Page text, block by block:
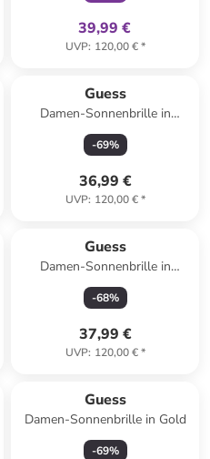
39,99 €
UVP: 120,00 €*
Guess
Damen-Sonnenbrille in
Schwarz-Transparent/
Dunkelblau
-69%
36,99 €
UVP: 120,00 €*
Guess
Damen-Sonnenbrille in
Schwarz/ Gold
-68%
37,99 €
UVP: 120,00 €*
Guess
Damen-Sonnenbrille in Gold
-69%